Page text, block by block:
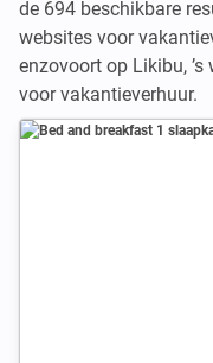
de 694 beschikbare
websites voor
enzovoort op Likibu,
voor vakantieverhuur.